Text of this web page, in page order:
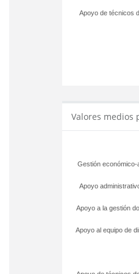
Apoyo de técnicos
Valores medios
Apoyo al equipo de
Apoyo a la gestión
Apoyo
Gestión económico-